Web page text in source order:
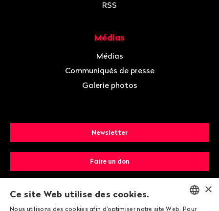
RSS
Médias
Médias
Communiqués de presse
Galerie photos
Newsletter
Faire un don
Devenir membre ×
Ce site Web utilise des cookies.
Nous utilisons des cookies afin d'optimiser notre site Web. Pour